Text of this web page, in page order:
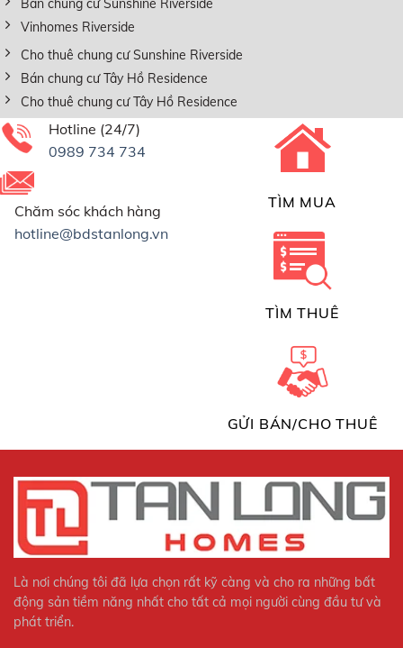
Bán chung cư Sunshine Riverside
Vinhomes Riverside
Cho thuê chung cư Sunshine Riverside
Bán chung cư Tây Hồ Residence
Cho thuê chung cư Tây Hồ Residence
Hotline (24/7)
0989 734 734
Chăm sóc khách hàng
hotline@bdstanlong.vn
TÌM MUA
TÌM THUÊ
GỬI BÁN/CHO THUÊ
Là nơi chúng tôi đã lựa chọn rất kỹ càng và cho ra những bất
động sản tiềm năng nhất cho tất cả mọi người cùng đầu tư và
phát triển.